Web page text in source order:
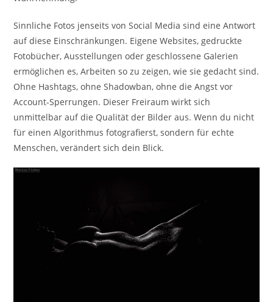
Sinnliche Fotos jenseits von Social Media sind eine Antwort
auf diese Einschränkungen. Eigene Websites, gedruckte
Fotobücher, Ausstellungen oder geschlossene Galerien
ermöglichen es, Arbeiten so zu zeigen, wie sie gedacht sind.
Ohne Hashtags, ohne Shadowban, ohne die Angst vor
Account-Sperrungen. Dieser Freiraum wirkt sich
unmittelbar auf die Qualität der Bilder aus. Wenn du nicht
für einen Algorithmus fotografierst, sondern für echte
Menschen, verändert sich dein Blick.